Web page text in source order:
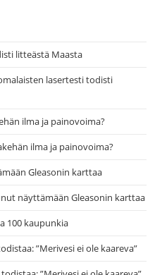
litteästä Maasta
lasertesti todisti
ilma ja painovoima?
ilma ja painovoima?
Gleasonin karttaa
näyttämään Gleasonin karttaa
100 kaupunkia
”Merivesi ei ole kaareva”